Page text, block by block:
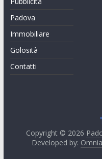
Padova
Immobiliare
Golosità
Contatti
Copyright © 2026
Developed by: